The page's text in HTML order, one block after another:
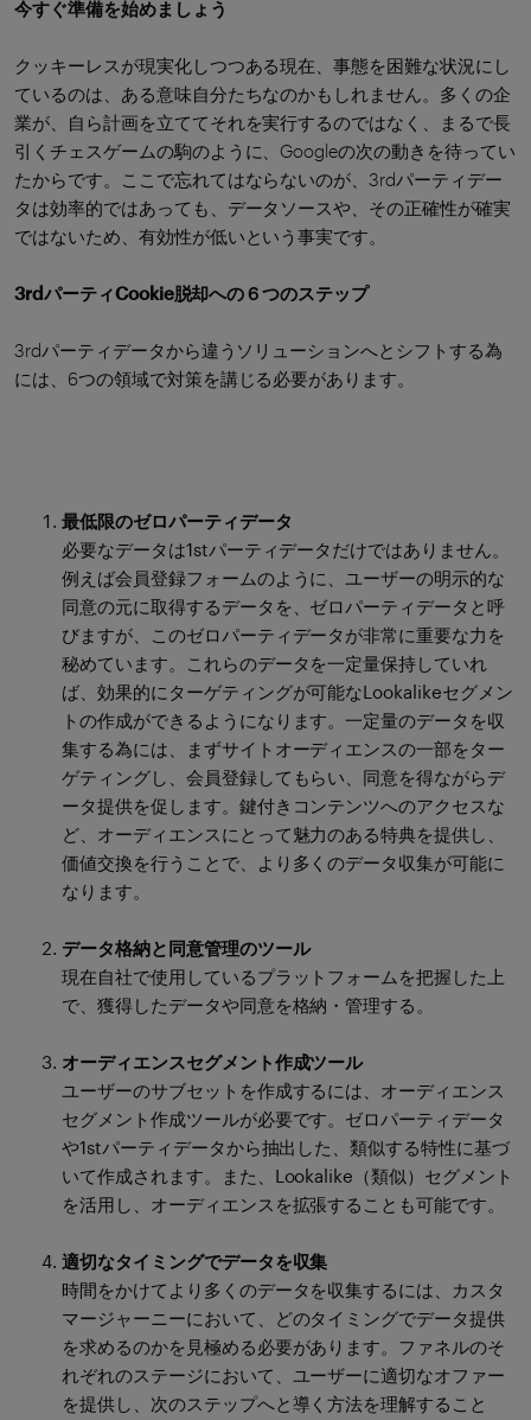
今すぐ準備を始めましょう
クッキーレスが現実化しつつある現在、事態を困難な状況にし
ているのは、ある意味自分たちなのかもしれません。多くの企
業が、自ら計画を立ててそれを実行するのではなく、まるで長
引くチェスゲームの駒のように、Googleの次の動きを待ってい
たからです。ここで忘れてはならないのが、3rdパーティデー
タは効率的ではあっても、データソースや、その正確性が確実
ではないため、有効性が低いという事実です。
3rdパーティCookie脱却への６つのステップ
3rdパーティデータから違うソリューションへとシフトする為
には、6つの領域で対策を講じる必要があります。
最低限のゼロパーティデータ
必要なデータは1stパーティデータだけではありません。
例えば会員登録フォームのように、ユーザーの明示的な
同意の元に取得するデータを、ゼロパーティデータと呼
びますが、このゼロパーティデータが非常に重要な力を
秘めています。これらのデータを一定量保持していれ
ば、効果的にターゲティングが可能なLookalikeセグメン
トの作成ができるようになります。一定量のデータを収
集する為には、まずサイトオーディエンスの一部をター
ゲティングし、会員登録してもらい、同意を得ながらデ
ータ提供を促します。鍵付きコンテンツへのアクセスな
ど、オーディエンスにとって魅力のある特典を提供し、
価値交換を行うことで、より多くのデータ収集が可能に
なります。
データ格納と同意管理のツール
現在自社で使用しているプラットフォームを把握した上
で、獲得したデータや同意を格納・管理する。
オーディエンスセグメント作成ツール
ユーザーのサブセットを作成するには、オーディエンス
セグメント作成ツールが必要です。ゼロパーティデータ
や1stパーティデータから抽出した、類似する特性に基づ
いて作成されます。また、Lookalike（類似）セグメント
を活用し、オーディエンスを拡張することも可能です。
適切なタイミングでデータを収集
時間をかけてより多くのデータを収集するには、カスタ
マージャーニーにおいて、どのタイミングでデータ提供
を求めるのかを見極める必要があります。ファネルのそ
れぞれのステージにおいて、ユーザーに適切なオファー
を提供し、次のステップへと導く方法を理解すること